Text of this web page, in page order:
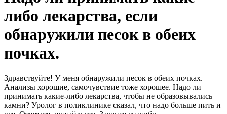
либо лекарства, если
обнаружили песок в обеих
почках.
Здравствуйте! У меня обнаружили песок в обеих почках.
Анализы хорошие, самочувствие тоже хорошее. Надо ли
принимать какие-либо лекарства, чтобы не образовывались
камни? Уролог в поликлинике сказал, что надо больше пить и